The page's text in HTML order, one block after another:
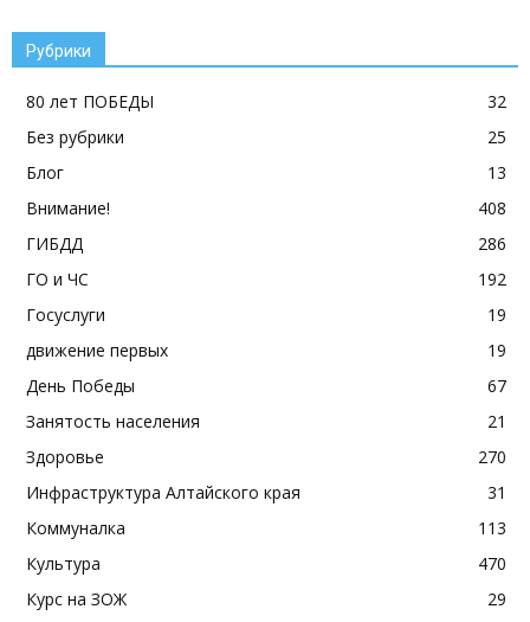
Рубрики
80 лет ПОБЕДЫ
32
Без рубрики
25
Блог
13
Внимание!
408
ГИБДД
286
ГО и ЧС
192
Госуслуги
19
движение первых
19
День Победы
67
Занятость населения
21
Здоровье
270
Инфраструктура Алтайского края
31
Коммуналка
113
Культура
470
Курс на ЗОЖ
29